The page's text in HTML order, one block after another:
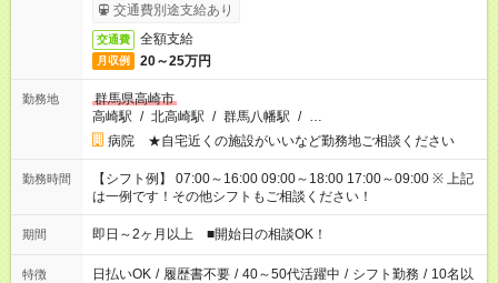
交通費別途支給あり
交通費 全額支給
月収例 20～25万円
勤務地
群馬県高崎市
高崎駅 / 北高崎駅 / 群馬八幡駅 / …
病院 ★自宅近くの施設がいいなど勤務地ご相談ください
勤務時間
【シフト例】 07:00～16:00 09:00～18:00 17:00～09:00 ※ 上記
は一例です！その他シフトもご相談ください！
期間 即日～2ヶ月以上 ■開始日の相談OK！
特徴 日払いOK / 履歴書不要 / 40～50代活躍中 / シフト勤務 / 10名以